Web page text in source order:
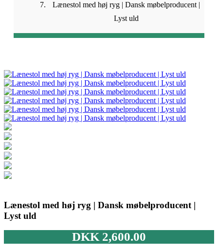
Lænestol med høj ryg | Dansk møbelproducent |
Lyst uld
Lænestol med høj ryg | Dansk møbelproducent |
Lyst uld
DKK2,600.00